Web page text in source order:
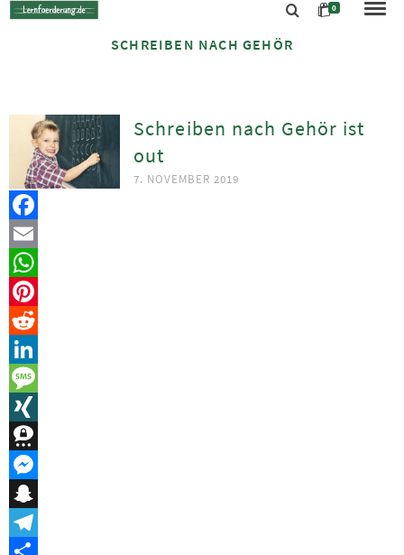
0
SCHREIBEN NACH GEHÖR
Schreiben nach Gehör ist
out
7. NOVEMBER 2019
Facebook
Email
WhatsApp
Pinterest
Reddit
LinkedIn
Message
XING
Threema
Messenger
Snapchat
Telegram